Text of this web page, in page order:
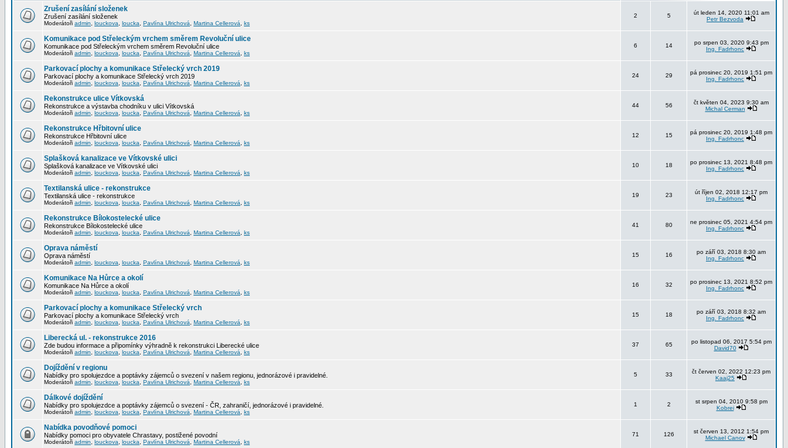
Zrušení zasílání složenek
Zrušení zasílání složenek
Moderátoři admin louckova loucka Pavlína Ulrichová Martina Cellerová ks
2 5
út leden 14, 2020 11:01 am
Petr Bezvoda
Komunikace pod Střeleckým vrchem směrem Revoluční ulice
Komunikace pod Střeleckým vrchem směrem Revoluční ulice
Moderátoři admin louckova loucka Pavlína Ulrichová Martina Cellerová ks
6 14
po srpen 03, 2020 9:43 pm
Ing. Fadrhonc
Parkovací plochy a komunikace Střelecký vrch 2019
Parkovací plochy a komunikace Střelecký vrch 2019
Moderátoři admin louckova loucka Pavlína Ulrichová Martina Cellerová ks
24 29
pá prosinec 20, 2019 1:51 pm
Ing. Fadrhonc
Rekonstrukce ulice Vítkovská
Rekonstrukce a výstavba chodníku v ulici Vítkovská
Moderátoři admin louckova loucka Pavlína Ulrichová Martina Cellerová ks
44 56
čt květen 04, 2023 9:30 am
Michal Cerman
Rekonstrukce Hřbitovní ulice
Rekonstrukce Hřbitovní ulice
Moderátoři admin louckova loucka Pavlína Ulrichová Martina Cellerová ks
12 15
pá prosinec 20, 2019 1:48 pm
Ing. Fadrhonc
Splašková kanalizace ve Vítkovské ulici
Splašková kanalizace ve Vítkovské ulici
Moderátoři admin louckova loucka Pavlína Ulrichová Martina Cellerová ks
10 18
po prosinec 13, 2021 8:48 pm
Ing. Fadrhonc
Textilanská ulice - rekonstrukce
Textilanská ulice - rekonstrukce
Moderátoři admin louckova loucka Pavlína Ulrichová Martina Cellerová ks
19 23
út říjen 02, 2018 12:17 pm
Ing. Fadrhonc
Rekonstrukce Bílokostelecké ulice
Rekonstrukce Bílokostelecké ulice
Moderátoři admin louckova loucka Pavlína Ulrichová Martina Cellerová ks
41 80
ne prosinec 05, 2021 4:54 pm
Ing. Fadrhonc
Oprava náměstí
Oprava náměstí
Moderátoři admin louckova loucka Pavlína Ulrichová Martina Cellerová ks
15 16
po září 03, 2018 8:30 am
Ing. Fadrhonc
Komunikace Na Hůrce a okolí
Komunikace Na Hůrce a okolí
Moderátoři admin louckova loucka Pavlína Ulrichová Martina Cellerová ks
16 32
po prosinec 13, 2021 8:52 pm
Ing. Fadrhonc
Parkovací plochy a komunikace Střelecký vrch
Parkovací plochy a komunikace Střelecký vrch
Moderátoři admin louckova loucka Pavlína Ulrichová Martina Cellerová ks
15 18
po září 03, 2018 8:32 am
Ing. Fadrhonc
Liberecká ul. - rekonstrukce 2016
Zde budou informace a připomínky výhradně k rekonstrukci Liberecké ulice
Moderátoři admin louckova loucka Pavlína Ulrichová Martina Cellerová ks
37 65
po listopad 06, 2017 5:54 pm
David70
Dojíždění v regionu
Nabídky pro spolujezdce a poptávky zájemců o svezení v našem regionu, jednorázové i pravidelné.
Moderátoři admin louckova loucka Pavlína Ulrichová Martina Cellerová ks
5 33
čt červen 02, 2022 12:23 pm
Kaaj25
Dálkové dojíždění
Nabídky pro spolujezdce a poptávky zájemců o svezení - ČR, zahraničí, jednorázové i pravidelné.
Moderátoři admin louckova loucka Pavlína Ulrichová Martina Cellerová ks
1 2
st srpen 04, 2010 9:58 pm
Kobrei
Nabídka povodňové pomoci
Nabídky pomoci pro obyvatele Chrastavy, postižené povodní
Moderátoři admin louckova loucka Pavlína Ulrichová Martina Cellerová ks
71 126
st červen 13, 2012 1:54 pm
Michael Canov